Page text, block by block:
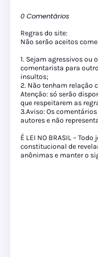
0 Comentários
Regras do site:
Não serão aceitos
1. Sejam agressivos ou
comentarista para
insultos;
2. Não tenham relação
Atenção: só serão
que respeitarem as
3.Aviso: Os
autores e não
É LEI NO BRASIL –
constitucional de
anônimas e manter o